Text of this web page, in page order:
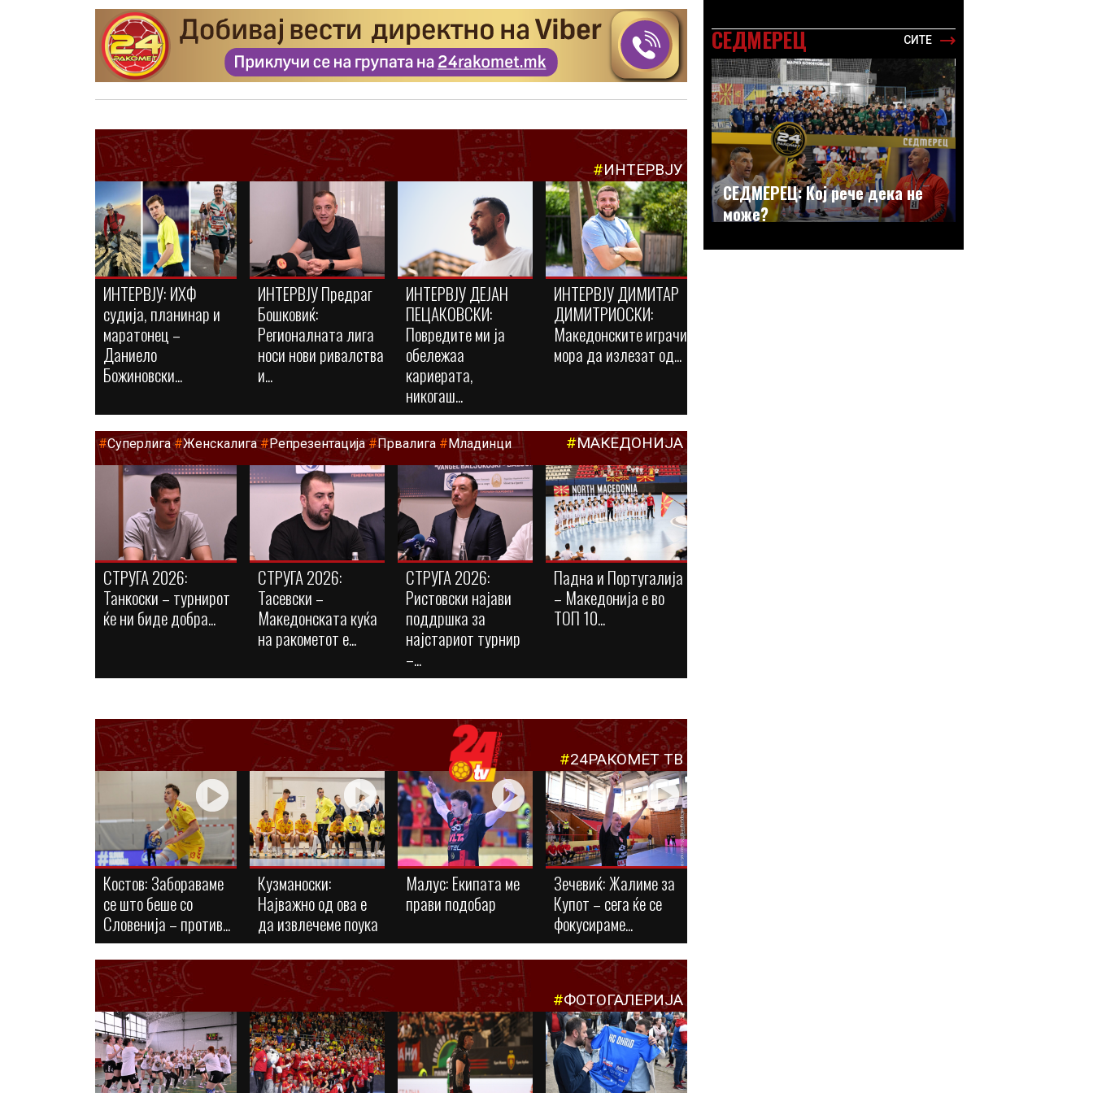
#ИНТЕРВЈУ
ИНТЕРВЈУ: ИХФ
судија, планинар и
маратонец –
Даниело
Божиновски...
ИНТЕРВЈУ Предраг
Бошковиќ:
Регионалната лига
носи нови ривалства
и...
ИНТЕРВЈУ ДЕЈАН
ПЕЦАКОВСКИ:
Повредите ми ја
обележаа
кариерата,
никогаш...
ИНТЕРВЈУ ДИМИТАР
ДИМИТРИОСКИ:
Македонските играчи
мора да излезат од...
#Суперлига #Женскалига#Репрезентација #Првалига #Младинци #МАКЕДОНИЈА
СТРУГА 2026:
Танкоски – турнирот
ќе ни биде добра...
СТРУГА 2026:
Тасевски –
Македонската куќа
на ракометот е...
СТРУГА 2026:
Ристовски најави
поддршка за
најстариот турнир
–...
Падна и Португалија
– Македонија е во
ТОП 10...
#24РАКОМЕТ ТВ
Костов: Забораваме
се што беше со
Словенија – против...
Кузманоски:
Најважно од ова е
да извлечеме поука
Малус: Eкипата ме
прави подобар
Зечевиќ: Жалиме за
Купот – сега ќе се
фокусираме...
#ФОТОГАЛЕРИЈА
СЕДМЕРЕЦ СИТЕ
СЕДМЕРЕЦ: Кој рече дека не
може?